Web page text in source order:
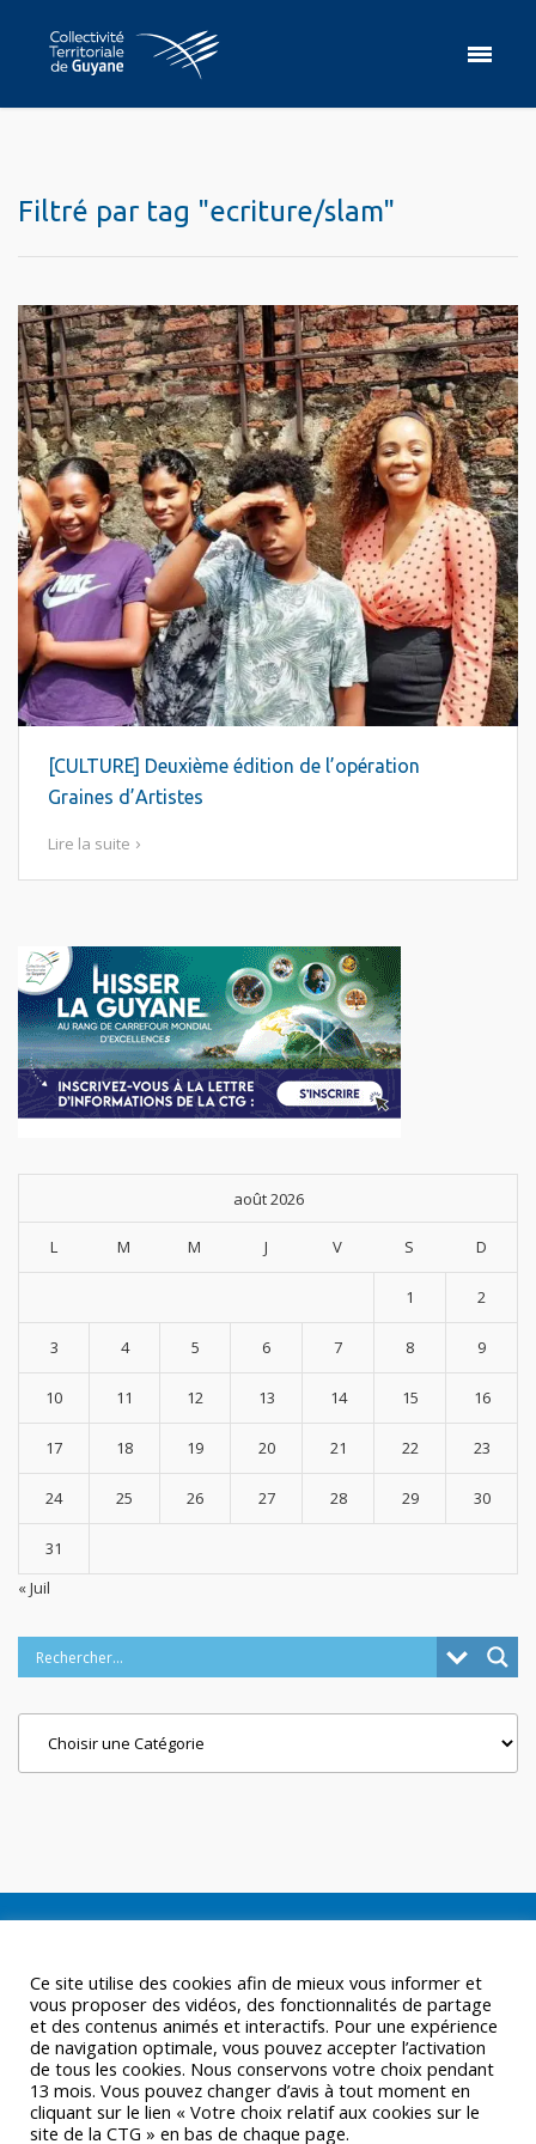
Filtré par tag "ecriture/slam"
[CULTURE] Deuxième édition de l’opération
Graines d’Artistes
Lire la suite
août 2026
L M M J V S D
1 2
3 4 5 6 7 8 9
10 11 12 13 14 15 16
17 18 19 20 21 22 23
24 25 26 27 28 29 30
31
« Juil
Ce site utilise des cookies afin de mieux vous informer et
vous proposer des vidéos, des fonctionnalités de partage
et des contenus animés et interactifs. Pour une expérience
de navigation optimale, vous pouvez accepter l’activation
de tous les cookies. Nous conservons votre choix pendant
13 mois. Vous pouvez changer d’avis à tout moment en
cliquant sur le lien « Votre choix relatif aux cookies sur le
site de la CTG » en bas de chaque page.